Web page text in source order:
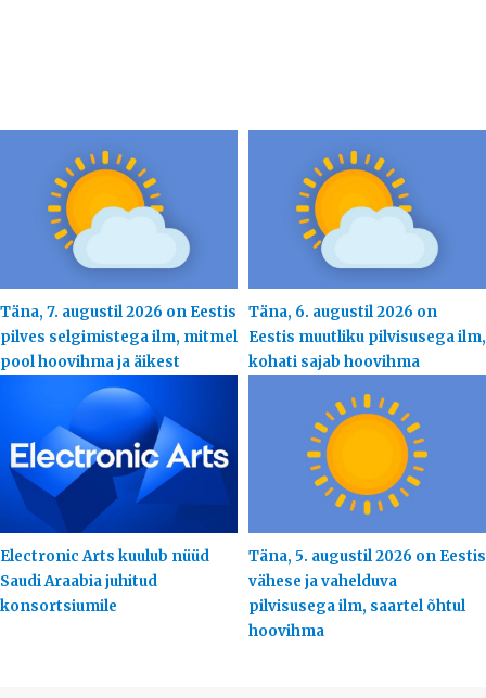
Täna, 7. augustil 2026 on Eestis
pilves selgimistega ilm, mitmel
pool hoovihma ja äikest
Täna, 6. augustil 2026 on
Eestis muutliku pilvisusega ilm,
kohati sajab hoovihma
Electronic Arts kuulub nüüd
Saudi Araabia juhitud
konsortsiumile
Täna, 5. augustil 2026 on Eestis
vähese ja vahelduva
pilvisusega ilm, saartel õhtul
hoovihma